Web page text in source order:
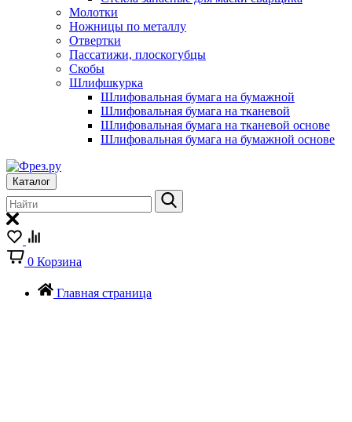
Молотки
Ножницы по металлу
Отвертки
Пассатижи, плоскогубцы
Скобы
Шлифшкурка
Шлифовальная бумага на бумажной
Шлифовальная бумага на тканевой
Шлифовальная бумага на тканевой основе
Шлифовальная бумага на бумажной основе
Каталог
0 Корзина
Главная страница